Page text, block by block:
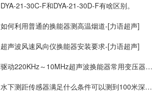
DYA-21-30C-F和DYA-21-30D-F有啥区别。
如何利用普通的换能器测高温烟道-[力语超声]
超声波风速风向仪换能器安装要求-[力语超声]
驱动220KHz～10MHz超声波换能器常用变压器选
水下测距传感器满足什么条件可以测到100米深度-